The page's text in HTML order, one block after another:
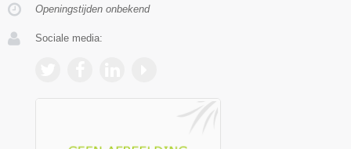
Openingstijden onbekend
Sociale media: